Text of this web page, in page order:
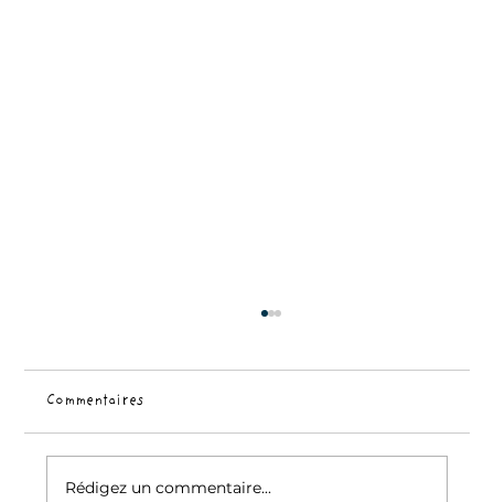
Commentaires
Rédigez un commentaire...